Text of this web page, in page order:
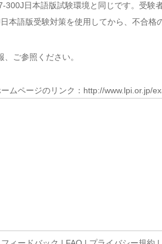
300J日本語版試験環境と同じです。受験
本語版受験対策を使用してから、不合格
ムページのリンク： http://www.lpi.or.jp/